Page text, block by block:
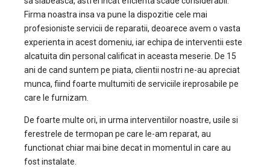
Firma noastra insa va pune la dispozitie cele mai
profesioniste servicii de reparatii, deoarece avem o vasta
experienta in acest domeniu, iar echipa de interventii este
alcatuita din personal calificat in aceasta meserie. De 15
ani de cand suntem pe piata, clientii nostri ne-au apreciat
munca, fiind foarte multumiti de serviciile ireprosabile pe
care le furnizam.
De foarte multe ori, in urma interventiilor noastre, usile si
ferestrele de termopan pe care le-am reparat, au
functionat chiar mai bine decat in momentul in care au
fost instalate.